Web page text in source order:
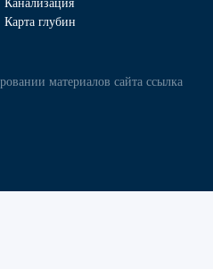
Канализация
Карта глубин
материалов сайта ссылка